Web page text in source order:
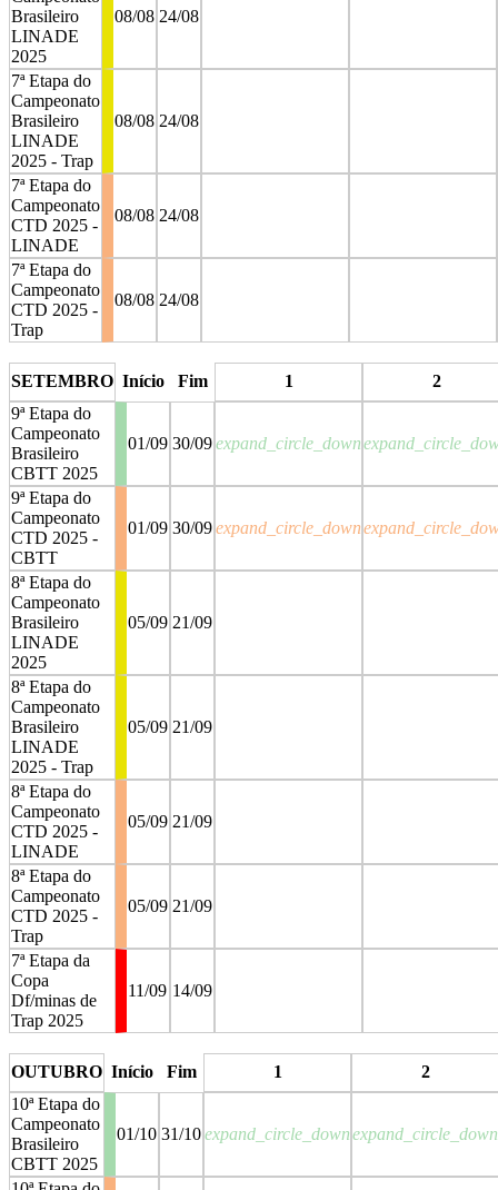
Brasileiro
LINADE
2025
08/08 24/08
7ª Etapa do
Campeonato
Brasileiro
LINADE
2025 - Trap
08/08 24/08
7ª Etapa do
Campeonato
CTD 2025 -
LINADE
08/08 24/08
7ª Etapa do
Campeonato
CTD 2025 -
Trap
08/08 24/08
SETEMBRO Início Fim 1
2
9ª Etapa do
Campeonato
Brasileiro
CBTT 2025
01/09 30/09expand_circle_down
9ª Etapa do
Campeonato
CTD 2025 -
CBTT
01/09 30/09expand_circle_down
8ª Etapa do
Campeonato
Brasileiro
LINADE
2025
05/09 21/09
8ª Etapa do
Campeonato
Brasileiro
LINADE
2025 - Trap
05/09 21/09
8ª Etapa do
Campeonato
CTD 2025 -
LINADE
05/09 21/09
8ª Etapa do
Campeonato
CTD 2025 -
Trap
05/09 21/09
7ª Etapa da
Copa
Df/minas de
Trap 2025
11/09 14/09
OUTUBRO Início Fim 1
2
10ª Etapa do
Campeonato
Brasileiro
CBTT 2025
01/10 31/10expand_circle_downexpand_circle_down